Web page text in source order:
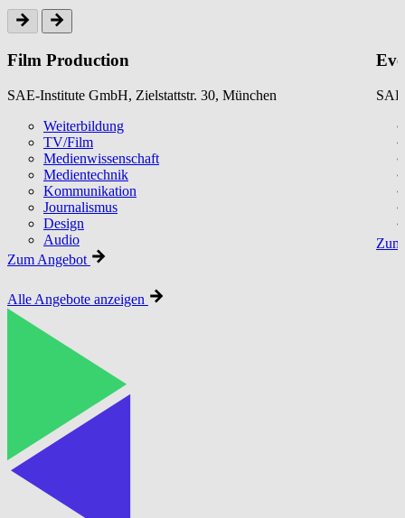
Film Production
SAE-Institute GmbH, Zielstattstr. 30, München
Weiterbildung
TV/Film
Medienwissenschaft
Medientechnik
Kommunikation
Journalismus
Design
Audio
Zum Angebot
Alle Angebote anzeigen